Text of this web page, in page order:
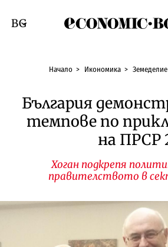
Смяна на език
Начало Икономика Земеделие
България
темпове по
на ПРСР
Хоган подкрепя
правителството в